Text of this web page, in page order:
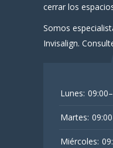
cerrar los
Somos
Invisalign.
Lunes:
Martes:
Miércoles: